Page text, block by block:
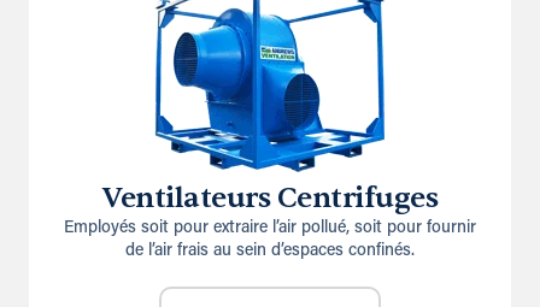
Ventilateurs Centrifuges
Employés soit pour extraire l’air pollué, soit pour fournir
de l’air frais au sein d’espaces confinés.